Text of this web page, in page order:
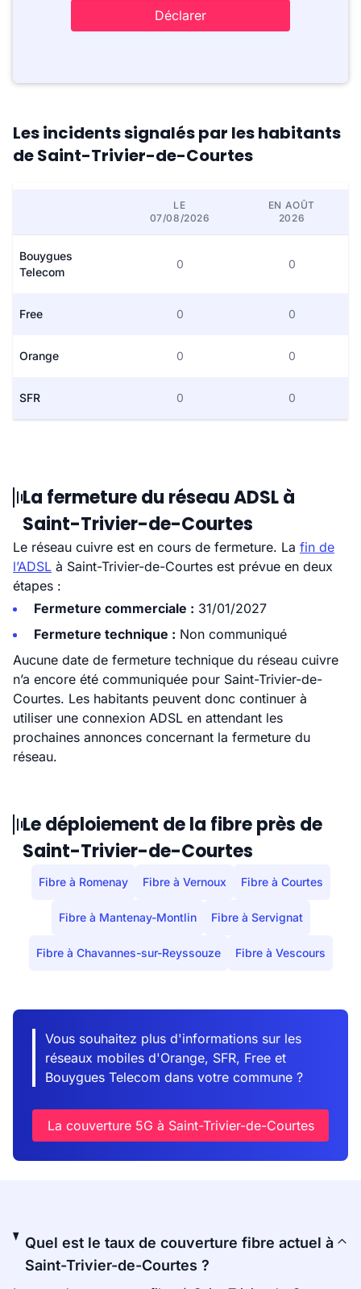
Déclarer
Les incidents signalés par les habitants
de Saint-Trivier-de-Courtes
LE
07/08/2026
EN AOÛT
2026
Bouygues
Telecom
0 0
Free 0 0
Orange 0 0
SFR 0 0
La fermeture du réseau ADSL à
Saint-Trivier-de-Courtes
Le réseau cuivre est en cours de fermeture. La fin de
l’ADSL à Saint-Trivier-de-Courtes est prévue en deux
étapes :
Fermeture commerciale : 31/01/2027
Fermeture technique : Non communiqué
Aucune date de fermeture technique du réseau cuivre
n’a encore été communiquée pour Saint-Trivier-de-
Courtes. Les habitants peuvent donc continuer à
utiliser une connexion ADSL en attendant les
prochaines annonces concernant la fermeture du
réseau.
Le déploiement de la fibre près de
Saint-Trivier-de-Courtes
Fibre à Romenay Fibre à Vernoux Fibre à Courtes
Fibre à Mantenay-Montlin Fibre à Servignat
Fibre à Chavannes-sur-Reyssouze Fibre à Vescours
Vous souhaitez plus d'informations sur les
réseaux mobiles d'Orange, SFR, Free et
Bouygues Telecom dans votre commune ?
La couverture 5G à Saint-Trivier-de-Courtes
Quel est le taux de couverture fibre actuel à
Saint-Trivier-de-Courtes ?